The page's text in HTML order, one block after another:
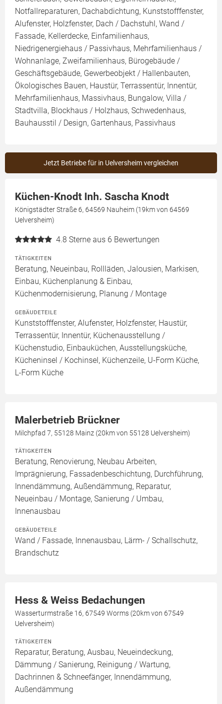
Notfallreparaturen, Dachabdichtung, Kunststofffenster,
Alufenster, Holzfenster, Dach / Dachstuhl, Wand /
Fassade, Kellerdecke, Einfamilienhaus,
Niedrigenergiehaus / Passivhaus, Mehrfamilienhaus /
Wohnanlage, Zweifamilienhaus, Bürogebäude /
Geschäftsgebäude, Gewerbeobjekt / Hallenbauten,
Ökologisches Bauen, Haustür, Terrassentür, Innentür,
Mehrfamilienhaus, Massivhaus, Bungalow, Villa /
Stadtvilla, Blockhaus / Holzhaus, Schwedenhaus,
Bauhausstil / Design, Gartenhaus, Passivhaus
Jetzt Betriebe für in Uelversheim vergleichen
Küchen-Knodt Inh. Sascha Knodt
Königstädter Straße 6, 64569 Nauheim (19km von 64569
Uelversheim)
4.8 Sterne aus 6 Bewertungen
TÄTIGKEITEN
Beratung, Neueinbau, Rollläden, Jalousien, Markisen,
Einbau, Küchenplanung & Einbau,
Küchenmodernisierung, Planung / Montage
GEBÄUDETEILE
Kunststofffenster, Alufenster, Holzfenster, Haustür,
Terrassentür, Innentür, Küchenausstellung /
Küchenstudio, Einbauküchen, Ausstellungsküche,
Kücheninsel / Kochinsel, Küchenzeile, U-Form Küche,
L-Form Küche
Malerbetrieb Brückner
Milchpfad 7, 55128 Mainz (20km von 55128 Uelversheim)
TÄTIGKEITEN
Beratung, Renovierung, Neubau Arbeiten,
Imprägnierung, Fassadenbeschichtung, Durchführung,
Innendämmung, Außendämmung, Reparatur,
Neueinbau / Montage, Sanierung / Umbau,
Innenausbau
GEBÄUDETEILE
Wand / Fassade, Innenausbau, Lärm- / Schallschutz,
Brandschutz
Hess & Weiss Bedachungen
Wasserturmstraße 16, 67549 Worms (20km von 67549
Uelversheim)
TÄTIGKEITEN
Reparatur, Beratung, Ausbau, Neueindeckung,
Dämmung / Sanierung, Reinigung / Wartung,
Dachrinnen & Schneefänger, Innendämmung,
Außendämmung